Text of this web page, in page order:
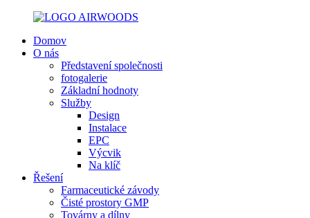
Domov
O nás
Představení společnosti
fotogalerie
Základní hodnoty
Služby
Design
Instalace
EPC
Výcvik
Na klíč
Řešení
Farmaceutické závody
Čisté prostory GMP
Továrny a dílny